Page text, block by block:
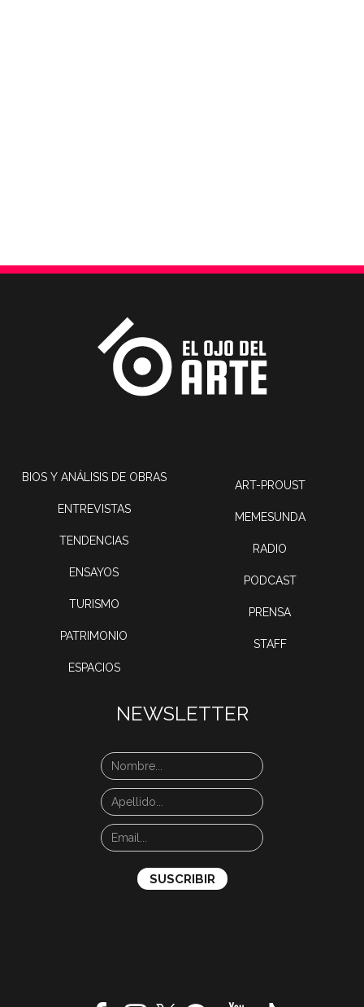
BIOS Y ANÁLISIS DE OBRAS
ENTREVISTAS
TENDENCIAS
ENSAYOS
TURISMO
PATRIMONIO
ESPACIOS
ART-PROUST
MEMESUNDA
RADIO
PODCAST
PRENSA
STAFF
NEWSLETTER